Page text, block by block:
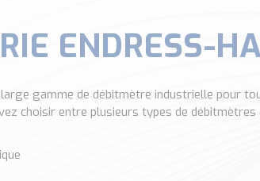
ENDRESS-
gamme de débitmètre industrielle pour
choisir entre plusieurs types de débitmètres